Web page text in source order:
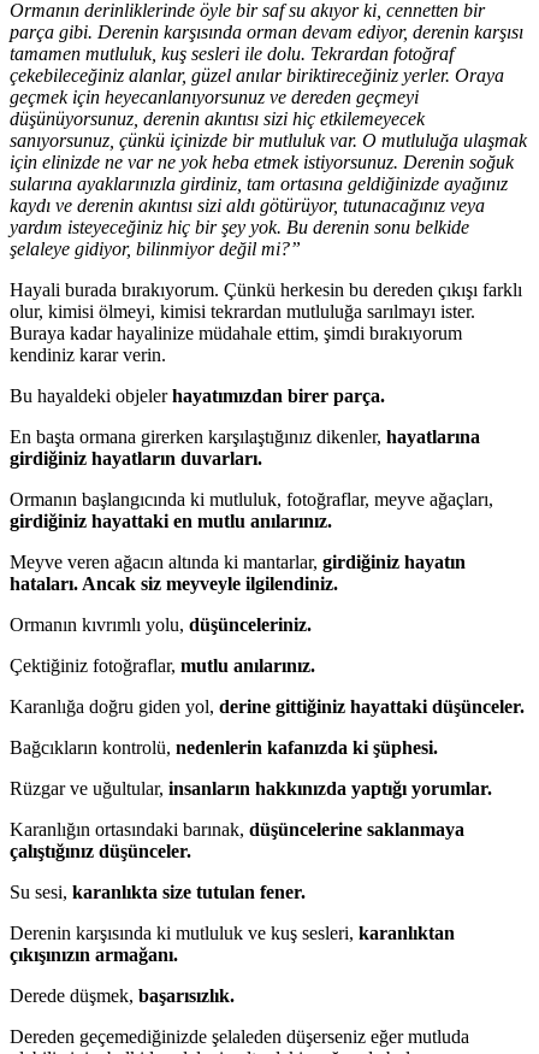
Ormanın derinliklerinde öyle bir saf su akıyor ki, cennetten bir
parça gibi. Derenin karşısında orman devam ediyor, derenin karşısı
tamamen mutluluk, kuş sesleri ile dolu. Tekrardan fotoğraf
çekebileceğiniz alanlar, güzel anılar biriktireceğiniz yerler. Oraya
geçmek için heyecanlanıyorsunuz ve dereden geçmeyi
düşünüyorsunuz, derenin akıntısı sizi hiç etkilemeyecek
sanıyorsunuz, çünkü içinizde bir mutluluk var. O mutluluğa ulaşmak
için elinizde ne var ne yok heba etmek istiyorsunuz. Derenin soğuk
sularına ayaklarınızla girdiniz, tam ortasına geldiğinizde ayağınız
kaydı ve derenin akıntısı sizi aldı götürüyor, tutunacağınız veya
yardım isteyeceğiniz hiç bir şey yok. Bu derenin sonu belkide
şelaleye gidiyor, bilinmiyor değil mi?”
Hayali burada bırakıyorum. Çünkü herkesin bu dereden çıkışı farklı
olur, kimisi ölmeyi, kimisi tekrardan mutluluğa sarılmayı ister.
Buraya kadar hayalinize müdahale ettim, şimdi bırakıyorum
kendiniz karar verin.
Bu hayaldeki objelerhayatımızdan birer parça.
En başta ormana girerken karşılaştığınız dikenler, hayatlarına
girdiğiniz hayatların duvarları.
Ormanın başlangıcında ki mutluluk, fotoğraflar, meyve ağaçları,
girdiğiniz hayattaki en mutlu anılarınız.
Meyve veren ağacın altında ki mantarlar, girdiğiniz hayatın
hataları. Ancak siz meyveyle ilgilendiniz.
Ormanın kıvrımlı yolu, düşünceleriniz.
Çektiğiniz fotoğraflar, mutlu anılarınız.
Karanlığa doğru giden yol, derine gittiğiniz hayattaki düşünceler.
Bağcıkların kontrolü, nedenlerin kafanızda ki şüphesi.
Rüzgar ve uğultular, insanların hakkınızda yaptığı yorumlar.
Karanlığın ortasındaki barınak, düşüncelerine saklanmaya
çalıştığınız düşünceler.
Su sesi, karanlıkta size tutulan fener.
Derenin karşısında ki mutluluk ve kuş sesleri, karanlıktan
çıkışınızın armağanı.
Derede düşmek, başarısızlık.
Dereden geçemediğinizde şelaleden düşerseniz eğer mutluda